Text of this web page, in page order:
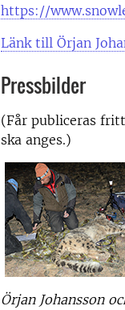
https://
Länk till Örjan
Pressbilder
(Får publiceras
ska anges.)
Örjan Johansson